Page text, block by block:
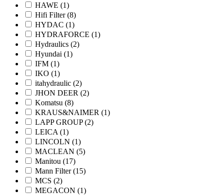
HAWE (1)
Hifi Filter(8)
HYDAC (1)
HYDRAFORCE (1)
Hydraulics (2)
Hyundai (1)
IFM (1)
IKO (1)
itahydraulic (2)
JHON DEER (2)
Komatsu (8)
KRAUS&NAIMER (1)
LAPP GROUP(2)
LEICA (1)
LINCOLN (1)
MACLEAN (5)
Manitou (17)
Mann Filter(15)
MCS (2)
MEGACON (1)